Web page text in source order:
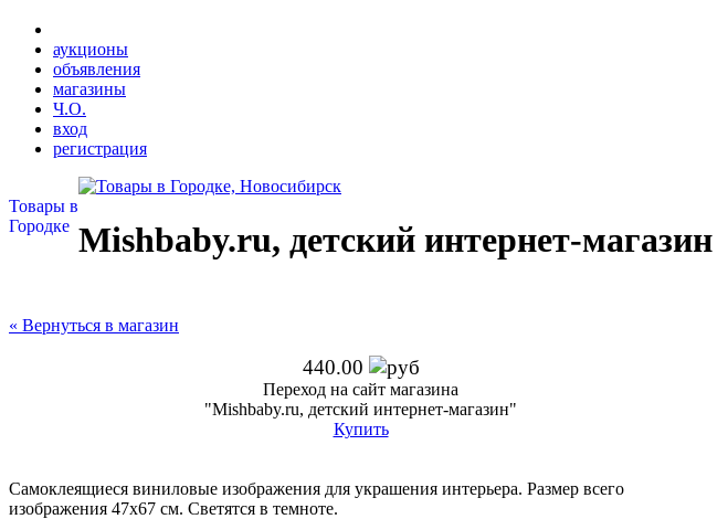
аукционы
объявления
магазины
Ч.О.
вход
регистрация
Товары в
Городке Mishbaby.ru, детский интернет-магазин
« Вернуться в магазин
440.00
Переход на сайт магазина
"Mishbaby.ru, детский интернет-магазин"
Купить
Самоклеящиеся виниловые изображения для украшения интерьера. Размер всего
изображения 47х67 см. Светятся в темноте.